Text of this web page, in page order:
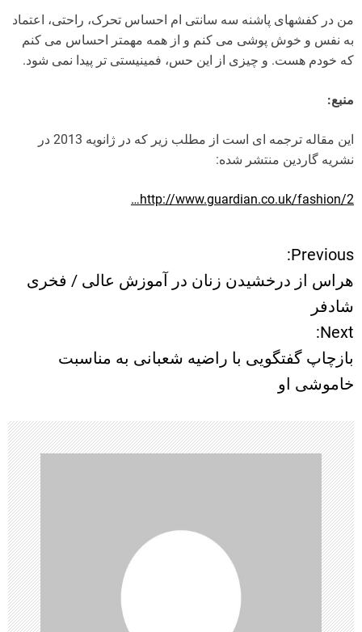
من در کفشهای پاشنه سه سانتی ام احساس تحرک، راحتی، اعتماد
به نفس و خوش پوشی می کنم و از همه مهمتر احساس می کنم
که خودم هست. و چیزی از این حس، فمینیستی تر پیدا نمی شود.
منبع:
این مقاله ترجمه ای است از مطلب زیر که در ژانویه 2013 در
نشریه گاردین منتشر شده:
http://www.guardian.co.uk/fashion/2…
ر
ا
ه
ب
ر
ی
ن
و
ش
ت
Previous:
هراس از درخشیدن زنان در آموزش عالی / فخری
شادفر
Next:
بازچاپ گفتگویی با راضیه شعبانی به مناسبت
خاموشی او